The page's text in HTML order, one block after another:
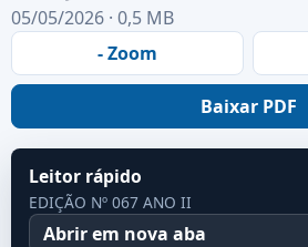
05/05/2026 · 0,5 MB
- Zoom
Baixar PDF
Leitor rápido
EDIÇÃO Nº 067 ANO II
Abrir em nova aba